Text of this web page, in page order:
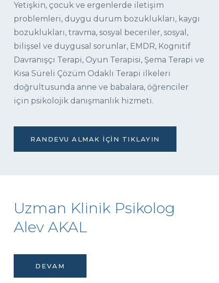
Yetişkin, çocuk ve ergenlerde iletişim
problemleri, duygu durum bozuklukları, kaygı
bozuklukları, travma, sosyal beceriler, sosyal,
bilişsel ve duygusal sorunlar, EMDR, Kognitif
Davranışçı Terapi, Oyun Terapisi, Şema Terapi ve
Kısa Süreli Çözüm Odaklı Terapi ilkeleri
doğrultusunda anne ve babalara, öğrenciler
için psikolojik danışmanlık hizmeti.
RANDEVU ALMAK İÇIN TIKLAYIN
Uzman Klinik Psikolog
Alev AKAL
DEVAM